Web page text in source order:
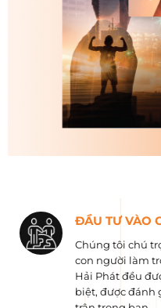
ĐẦU TƯ VÀO
Chúng tôi chú
con người làm
Hải Phát đều
biệt, được đánh